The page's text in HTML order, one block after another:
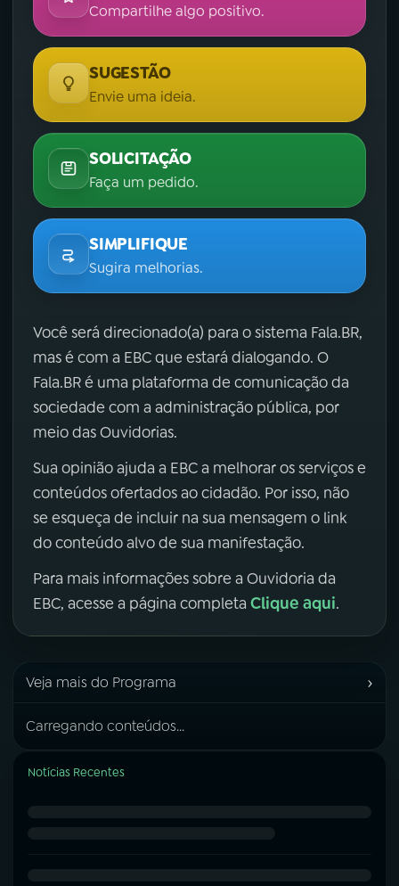
Compartilhe algo positivo.
SUGESTÃO
Envie uma ideia.
SOLICITAÇÃO
Faça um pedido.
SIMPLIFIQUE
Sugira melhorias.
Você será direcionado(a) para o sistema Fala.BR,
mas é com a EBC que estará dialogando. O
Fala.BR é uma plataforma de comunicação da
sociedade com a administração pública, por
meio das Ouvidorias.
Sua opinião ajuda a EBC a melhorar os serviços e
conteúdos ofertados ao cidadão. Por isso, não
se esqueça de incluir na sua mensagem o link
do conteúdo alvo de sua manifestação.
Para mais informações sobre a Ouvidoria da
EBC, acesse a página completa Clique aqui.
Veja mais do Programa ›
Carregando conteúdos...
Notícias Recentes